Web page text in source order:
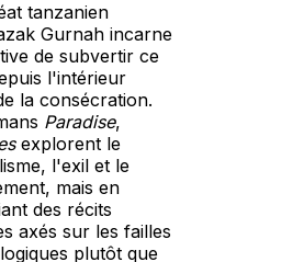
tanzanien
Gurnah incarne
de subvertir ce
l'intérieur
la consécration.
Paradise,
explorent le
l'exil et le
mais en
des récits
axés sur les failles
plutôt que